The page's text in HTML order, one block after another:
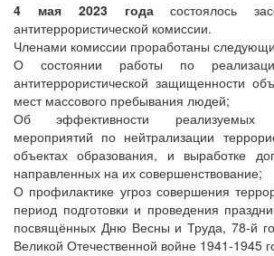
4 мая 2023 годасостоялось
антитеррористической комиссии.
Членами комиссии проработаны
О состоянии работы по
антитеррористической защищенности
мест массового пребывания людей;
Об эффективности реализуемых
мероприятий по нейтрализации
объектах образования, и выработке
направленных на их совершенствование;
О профилактике угроз совершения
период подготовки и проведения
посвящённых Дню Весны и Труда, 78-й
Великой Отечественной войне 1941-1945